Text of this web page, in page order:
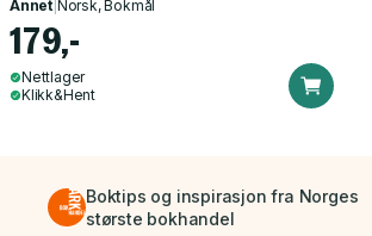
Annet Norsk, Bokmål
179,-
Nettlager
Klikk&Hent
Boktips og inspirasjon fra Norges
største bokhandel